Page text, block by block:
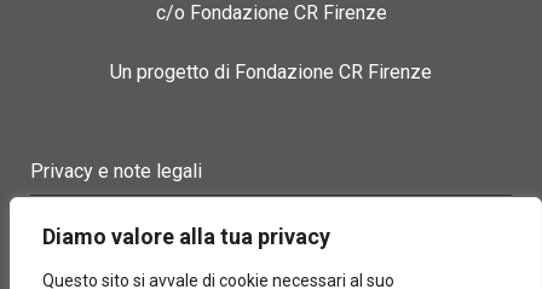
Diamo valore alla tua privacy
Questo sito si avvale di cookie necessari al suo
c/o Fondazione CR Firenze
Un progetto di Fondazione CR Firenze
Privacy e note legali
Cookie policy